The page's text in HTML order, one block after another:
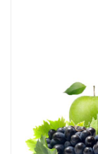
COMMENT
Afin de préserver
de le conserver à
température
E-
Recharges